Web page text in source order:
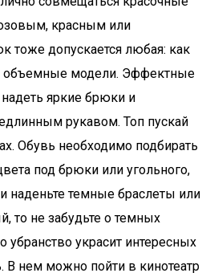
красным или
допускается любая: как
объемные модели. Эффектные
надеть яркие брюки и
рукавом. Топ пускай
Обувь необходимо подбирать
под брюки или угольного,
наденьте темные браслеты или
то не забудьте о темных
убранство украсит интересных
нем можно пойти в кинотеатр